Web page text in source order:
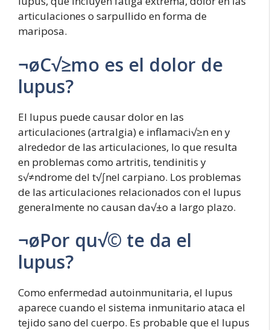
articulaciones o sarpullido en forma de
mariposa.
¬øC√≥mo es el dolor de
lupus?
El lupus puede causar dolor en las
articulaciones (artralgia) e inflamaci√≥n en y
alrededor de las articulaciones, lo que resulta
en problemas como artritis, tendinitis y
s√≠ndrome del t√∫nel carpiano. Los problemas
de las articulaciones relacionados con el lupus
generalmente no causan da√±o a largo plazo.
¬øPor qu√© te da el
lupus?
Como enfermedad autoinmunitaria, el lupus
aparece cuando el sistema inmunitario ataca el
tejido sano del cuerpo. Es probable que el lupus